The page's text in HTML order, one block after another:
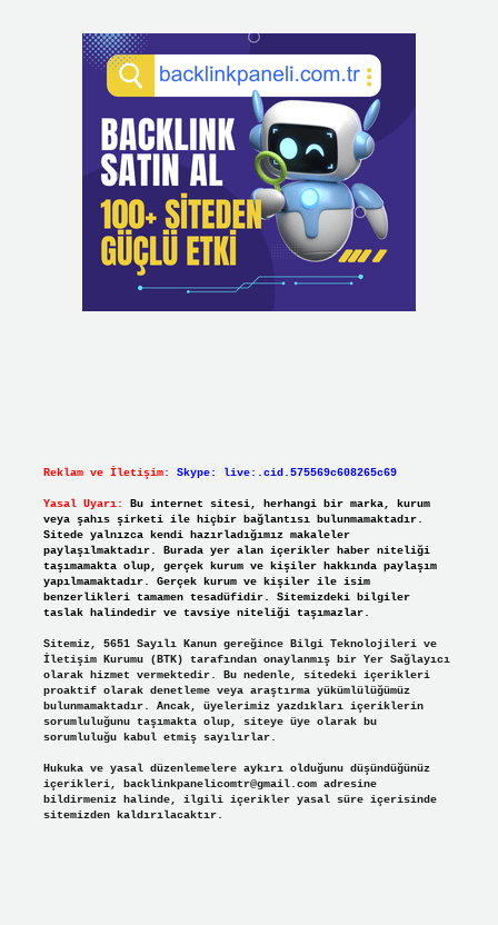
Reklam ve İletişim: Skype: live:.cid.575569c608265c69
Yasal Uyarı:
Bu internet sitesi, herhangi bir marka, kurum
veya şahıs şirketi ile hiçbir bağlantısı bulunmamaktadır.
Sitede yalnızca kendi hazırladığımız makaleler
paylaşılmaktadır. Burada yer alan içerikler haber niteliği
taşımamakta olup, gerçek kurum ve kişiler hakkında paylaşım
yapılmamaktadır. Gerçek kurum ve kişiler ile isim
benzerlikleri tamamen tesadüfidir. Sitemizdeki bilgiler
taslak halindedir ve tavsiye niteliği taşımazlar.
Sitemiz, 5651 Sayılı Kanun gereğince Bilgi Teknolojileri ve
İletişim Kurumu (BTK) tarafından onaylanmış bir Yer Sağlayıcı
olarak hizmet vermektedir. Bu nedenle, sitedeki içerikleri
proaktif olarak denetleme veya araştırma yükümlülüğümüz
bulunmamaktadır. Ancak, üyelerimiz yazdıkları içeriklerin
sorumluluğunu taşımakta olup, siteye üye olarak bu
sorumluluğu kabul etmiş sayılırlar.
Hukuka ve yasal düzenlemelere aykırı olduğunu düşündüğünüz
içerikleri, backlinkpanelicomtr@gmail.comadresine
bildirmeniz halinde, ilgili içerikler yasal süre içerisinde
sitemizden kaldırılacaktır.